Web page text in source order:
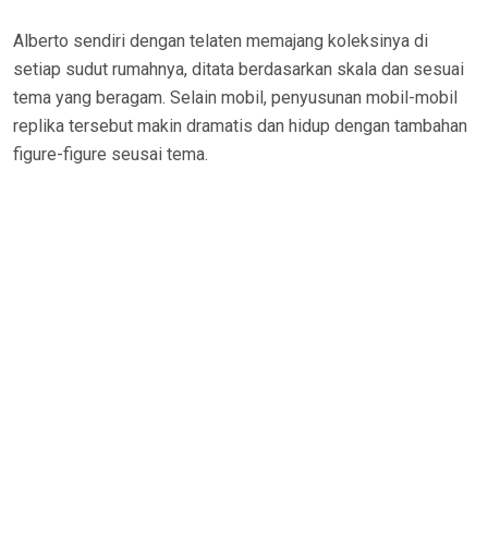
Alberto sendiri dengan telaten memajang koleksinya di
setiap sudut rumahnya, ditata berdasarkan skala dan sesuai
tema yang beragam. Selain mobil, penyusunan mobil-mobil
replika tersebut makin dramatis dan hidup dengan tambahan
figure-figure seusai tema.